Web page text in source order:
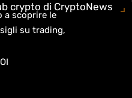
crypto di CryptoNews
a scoprire le
su trading,